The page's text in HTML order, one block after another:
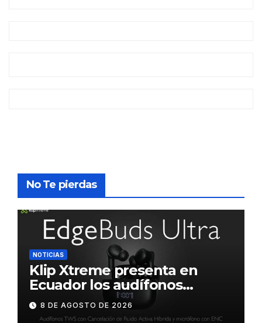
No Te pierdas
NOTICIAS
Klip Xtreme presenta en
Ecuador los audífonos
DynaBuds con sonido
inteligente y control táctil
8 DE AGOSTO DE 2026